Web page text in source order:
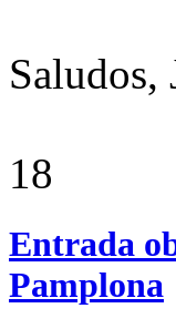
Saludos,
18
Entrada
Pamplona